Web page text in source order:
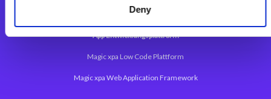
Deny
App Entwicklungsplattform
Magic xpa Low Code Plattform
Magic xpa Web Application Framework